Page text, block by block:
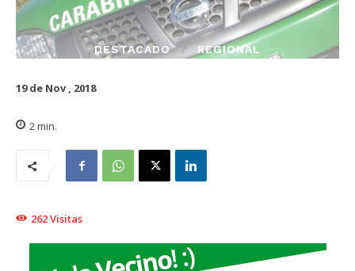
DESTACADO REGIONAL
19 de Nov , 2018
2 min.
262Visitas